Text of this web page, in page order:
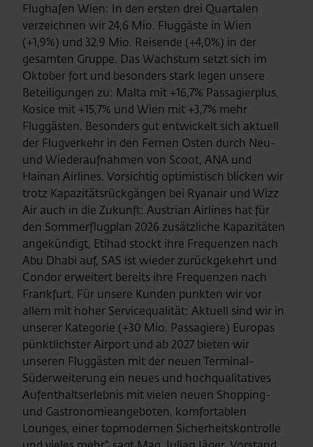
Flughafen Wien: In den ersten drei Quartalen
verzeichnen wir 24,6 Mio. Fluggäste in Wien
(+1,9%) und 32,9 Mio. Reisende (+4,0%) in der
gesamten Gruppe. Das Wachstum setzt sich im
Oktober fort und besonders stark legen unsere
Beteiligungen zu: Malta mit +16,7% Passagierplus,
Kosice mit +15,7% und Wien mit +3,7% mehr
Fluggästen. Besonders gut entwickelt sich aktuell
der Flugverkehr in den Fernen Osten durch Neu-
und Wiederaufnahmen von Scoot, ANA und
Hainan Airlines. Vorsichtig optimistisch blicken wir
trotz Kapazitätsrückgängen bei Ryanair und Wizz
Air auch in die Zukunft: Austrian Airlines hat für
den Sommerflugplan 2026 zusätzliche Kapazitäten
angekündigt, Etihad stockt ihre Frequenzen nach
Abu Dhabi auf, SAS ist wieder zurückgekehrt und
Condor erweitert bereits ihre Frequenzen nach
Frankfurt. Für unsere Kunden punkten wir vor
allem mit hoher Servicequalität: Aktuell sind wir in
unserer Kategorie (+30 Mio. Passagiere) Europas
pünktlichster Airport und ab 2027 bieten wir
unseren Fluggästen mit der neuen Terminal-
Süderweiterung ein neues und hochqualitatives
Aufenthaltserlebnis mit vielen neuen Shopping-
und Gastronomieangeboten, komfortablen
Lounges, einer topmodernen Sicherheitskontrolle